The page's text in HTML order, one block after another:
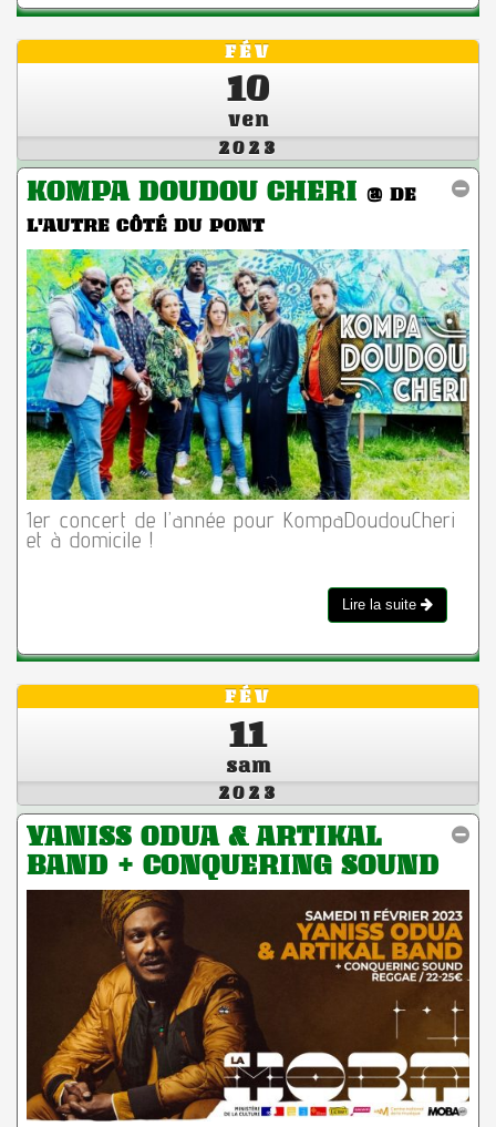
FÉV
10
ven
2023
KOMPA DOUDOU CHERI @ DE
L'AUTRE CÔTÉ DU PONT
1er concert de l’année pour KompaDoudouCheri
et à domicile !
Lire la suite
FÉV
11
sam
2023
YANISS ODUA & ARTIKAL
BAND + CONQUERING SOUND